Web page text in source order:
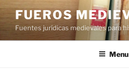
Aller
au
contenu
principal
FUEROS
Fuentes jurídicas medievales para
Menu